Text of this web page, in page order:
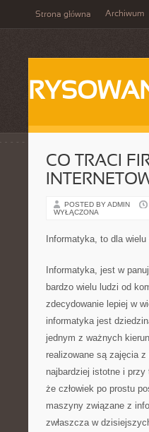
Strona główna Archiwum
CO TRACI
POSTED BY ADMIN
WYŁĄCZONA
Informatyka, to dla
Informatyka, jest w
bardzo wielu ludzi od
zdecydowanie lepiej w
informatyka jest
jednym z ważnych
realizowane są zajęcia
najbardziej istotne i
że człowiek po prostu
maszyny związane z
zwłaszcza w